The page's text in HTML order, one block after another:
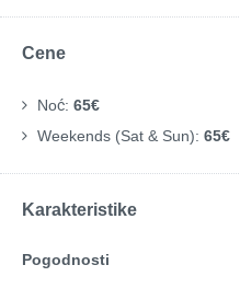
Cene
Noć: 65€
Weekends (Sat & Sun): 65€
Karakteristike
Pogodnosti